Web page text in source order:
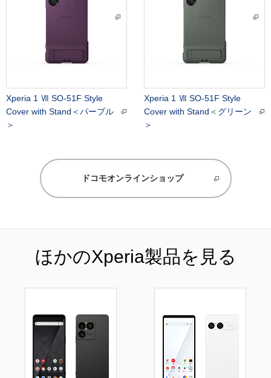
Xperia 1 Ⅶ SO-51F Style
Cover with Stand＜パープル
＞
Xperia 1 Ⅶ SO-51F Style
Cover with Stand＜グリーン
＞
ドコモオンラインショップ
ほかのXperia製品を見る